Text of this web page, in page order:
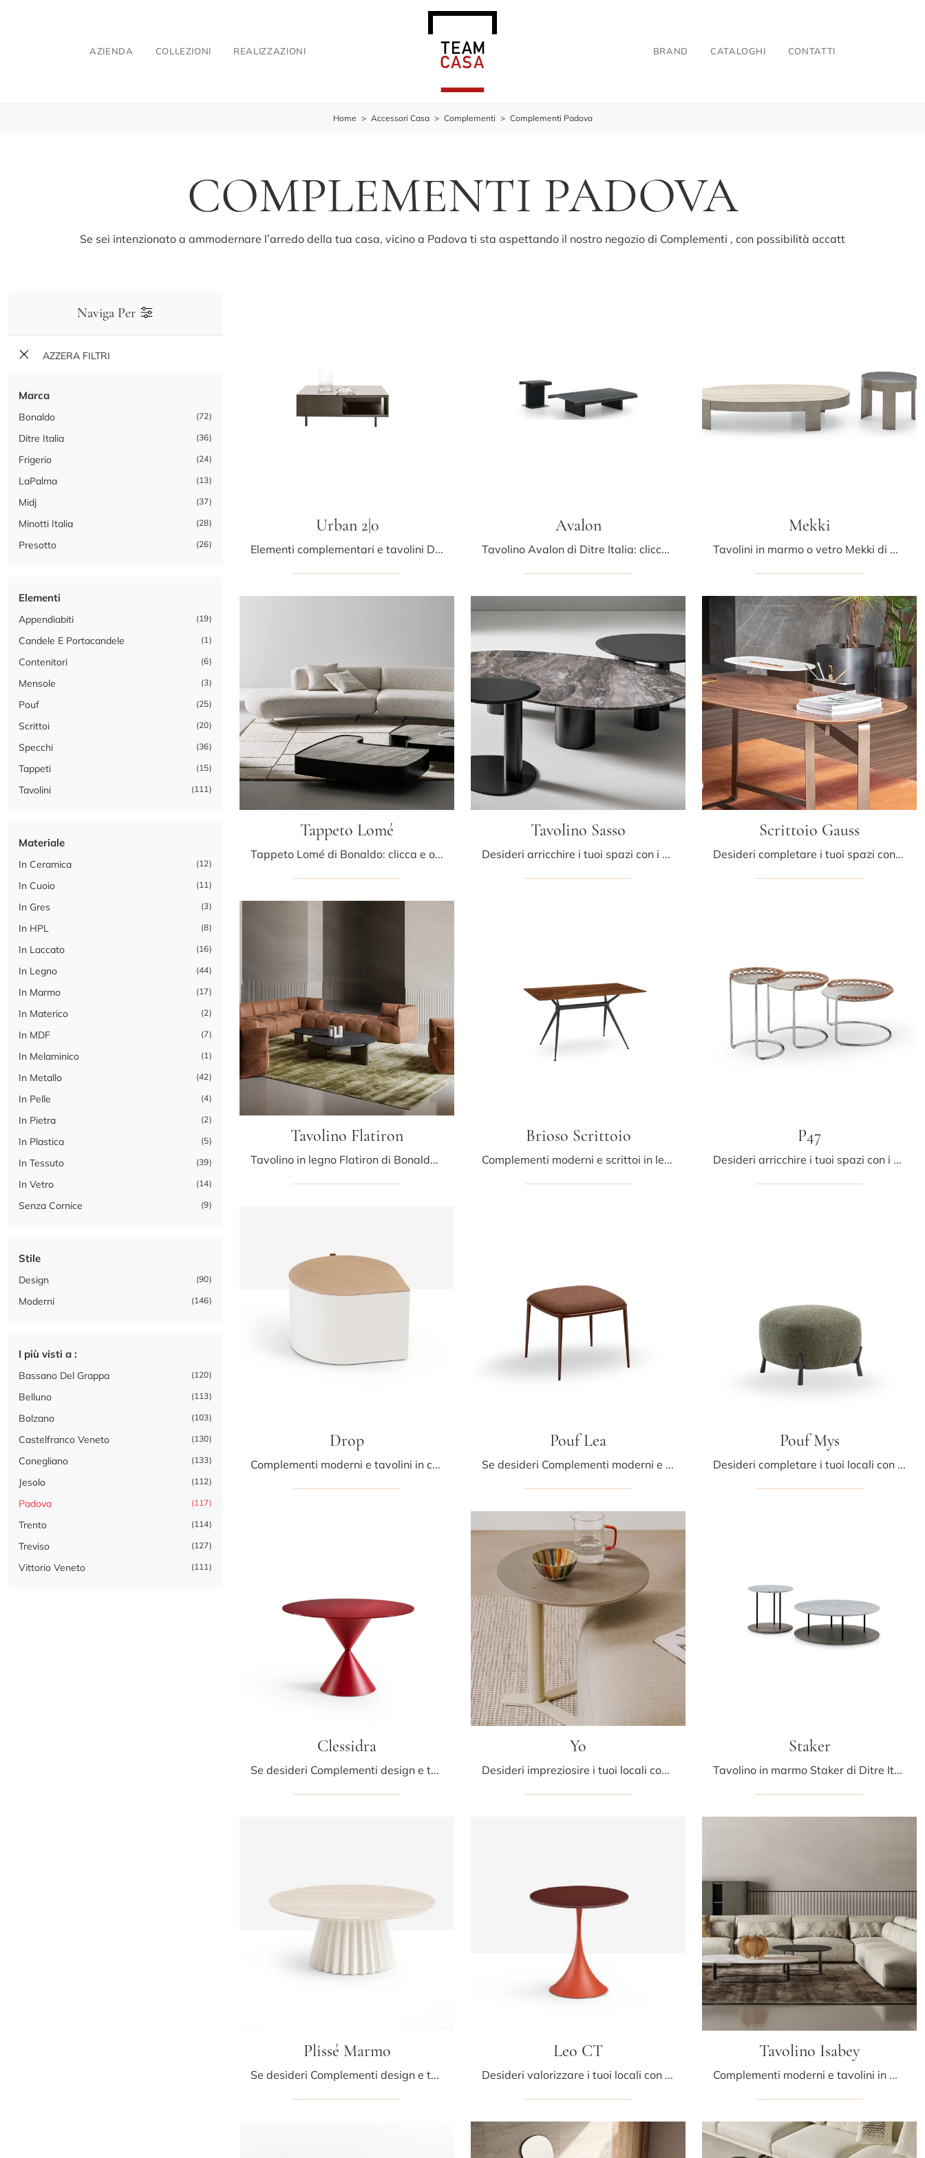
AZIENDA COLLEZIONI REALIZZAZIONI BRAND CATALOGHI CONTATTI
Home > Accessori Casa > Complementi > Complementi Padova
COMPLEMENTI PADOVA
Se sei intenzionato a ammodernare l’arredo della tua casa, vicino a Padova ti sta aspettando il nostro negozio di Complementi , con possibilità accatt
Naviga Per
AZZERA FILTRI
Marca
Bonaldo 72
Ditre Italia 36
Frigerio 24
LaPalma 13
Midj 37
Minotti Italia 28
Presotto 26
Elementi
Appendiabiti 19
Candele E Portacandele 1
Contenitori 6
Mensole 3
Pouf 25
Scrittoi 20
Specchi 36
Tappeti 15
Tavolini 111
Materiale
In Ceramica 12
In Cuoio 11
In Gres 3
In HPL 8
In Laccato 16
In Legno 44
In Marmo 17
In Materico 2
In MDF 7
In Melaminico 1
In Metallo 42
In Pelle 4
In Pietra 2
In Plastica 5
In Tessuto 39
In Vetro 14
Senza Cornice 9
Stile
Design 90
Moderni 146
I più visti a :
Bassano Del Grappa 120
Belluno 113
Bolzano 103
Castelfranco Veneto 130
Conegliano 133
Jesolo 112
Padova 117
Trento 114
Treviso 127
Vittorio Veneto 111
Urban 2|0
Elementi complementari e tavolini Ditre Italia: scopri come impreziosire i tuoi spazi moderni con il modello Urban 2|0.
Avalon
Tavolino Avalon di Ditre Italia: clicca e ottieni informazioni sui Complementi e tavolini moderni in MDF del noto e conosciuto brand!
Mekki
Tavolini in marmo o vetro Mekki di Ditre Italia: clicca e ottieni informazioni sui Complementi e tavolini moderni in marmo del rinomato marchio!
Tappeto Lomé
Tappeto Lomé di Bonaldo: clicca e ottieni informazioni sui Complementi e tappeti moderni in tessuto del noto e rinomato marchio!
Tavolino Sasso
Desideri arricchire i tuoi spazi con i Complementi Bonaldo? Eccoti diversi modelli di tavolini in marmo come Tavolino Sasso.
Scrittoio Gauss
Desideri completare i tuoi spazi con i Complementi Bonaldo? Ti presentiamo diversi modelli di scrittoi in legno come Scrittoio Gauss.
Tavolino Flatiron
Tavolino in legno Flatiron di Bonaldo: clicca e ottieni informazioni sui Complementi e tavolini design in legno del noto e rinomato brand!
Brioso Scrittoio
Complementi moderni e scrittoi in legno: ottieni informazioni sul modello Brioso Scrittoio di Midj e potrai valorizzare i tuoi spazi.
P47
Desideri arricchire i tuoi spazi con i Complementi Midj? Ti presentiamo vari modelli di tavolini in metallo come P47.
Drop
Complementi moderni e tavolini in cuoio: ottieni informazioni sul modello Drop di Midj e potrai impreziosire i tuoi spazi.
Pouf Lea
Se desideri Complementi moderni e pouf in tessuto scopri di più sul modello Pouf Lea del brand Midj.
Pouf Mys
Desideri completare i tuoi locali con i Complementi Midj? Eccoti differenti modelli di pouf in tessuto come Pouf Mys.
Clessidra
Se desideri Complementi design e tavolini in metallo scopri di più sul modello Clessidra della firma Midj.
Yo
Desideri impreziosire i tuoi locali con i Complementi LaPalma? Ti presentiamo differenti modelli di tavolini in HPL come Yo.
Staker
Tavolino in marmo Staker di Ditre Italia: clicca e scopri di più sui Complementi e tavolini moderni in marmo del rinomato brand!
Plissé Marmo
Se desideri Complementi design e tavolini in marmo scopri di più sul modello Plissé Marmo dell'azienda Midj.
Leo CT
Desideri valorizzare i tuoi locali con i Complementi Midj? Ti presentiamo differenti modelli di tavolini in HPL come Leo CT.
Tavolino Isabey
Complementi moderni e tavolini in marmo: scopri di più sul modello Tavolino Isabey di Bonaldo e potrai impreziosire i tuoi locali.